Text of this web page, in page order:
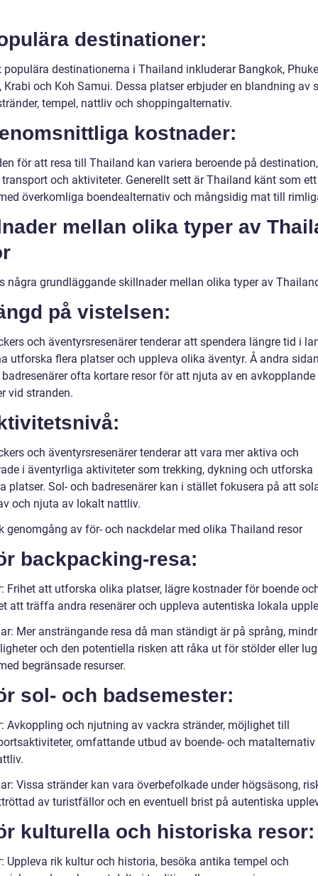
destinationer:
populära destinationerna i Thailand inkluderar Bangkok,
Krabi och Koh Samui. Dessa platser erbjuder en blandning av
tempel, nattliv och shoppingalternativ.
kostnader:
för att resa till Thailand kan variera beroende på destination,
transport och aktiviteter. Generellt sett är Thailand känt som
överkomliga boendealternativ och mångsidig mat till
mellan olika typer av
några grundläggande skillnader mellan olika typer av
på vistelsen:
och äventyrsresenärer tenderar att spendera längre tid i
utforska flera platser och uppleva olika äventyr. Å andra
ofta kortare resor för att njuta av en avkopplande
vid stranden.
och äventyrsresenärer tenderar att vara mer aktiva och
i äventyrliga aktiviteter som trekking, dykning och utforska
platser. Sol- och badresenärer kan i stället fokusera på att
och njuta av lokalt nattliv.
genomgång av för- och nackdelar med olika Thailand resor
backpacking-resa:
Frihet att utforska olika platser, lägre kostnader för boende
att träffa andra resenärer och uppleva autentiska lokala
Mer ansträngande resa då man ständigt är på språng,
och den potentiella risken att råka ut för stölder eller
begränsade resurser.
sol- och badsemester:
Avkoppling och njutning av vackra stränder, möjlighet till
omfattande utbud av boende- och
Vissa stränder kan vara överbefolkade under högsäsong,
av turistfällor och en eventuell brist på autentiska
kulturella och historiska resor:
Uppleva rik kultur och historia, besöka antika tempel och